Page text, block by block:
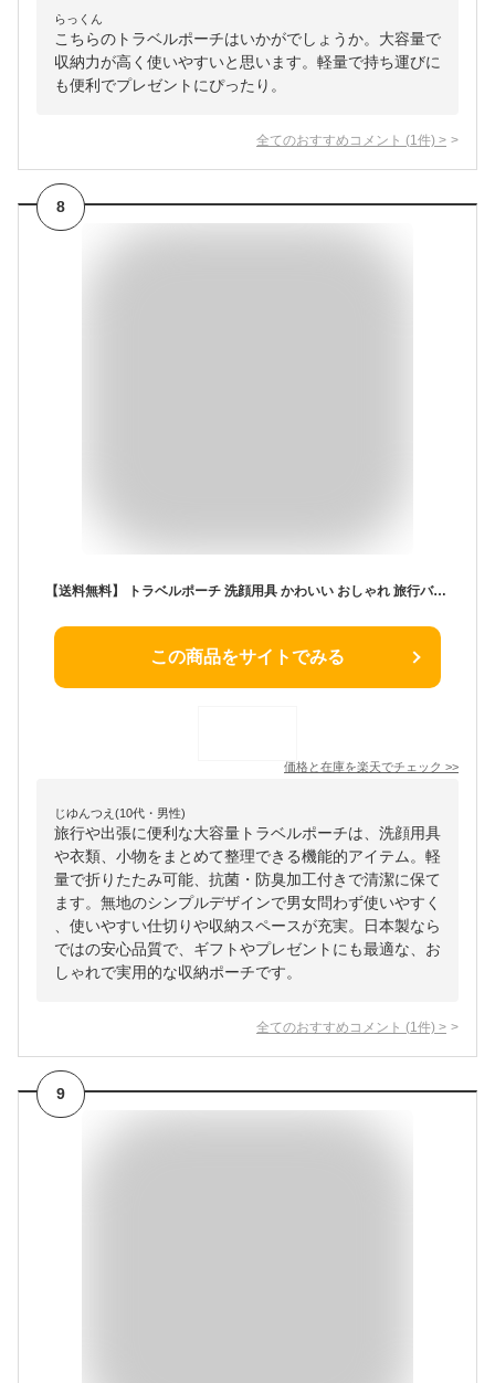
らっくん
こちらのトラベルポーチはいかがでしょうか。大容量で
収納力が高く使いやすいと思います。軽量で持ち運びに
も便利でプレゼントにぴったり。
全てのおすすめコメント (1 件) >
8
【送料無料】 トラベルポーチ 洗顔用具 かわいい おしゃれ 旅行バッグ 軽量 レディース 大きめ 一泊 大容量 ブランド トラベルバッグ 折りたたみ ポーチ 衣類収納ケース 日本製 旅行 整理 衣類 収納袋 収納ポーチ 抗菌 機能的 小物入れ ギフト プレゼント 防臭 無地 シンプル
この商品をサイトでみる
価格と在庫を楽天でチェック >>
じゆんつえ(10代・男性)
旅行や出張に便利な大容量トラベルポーチは、洗顔用具
や衣類、小物をまとめて整理できる機能的アイテム。軽
量で折りたたみ可能、抗菌・防臭加工付きで清潔に保て
ます。無地のシンプルデザインで男女問わず使いやすく
、使いやすい仕切りや収納スペースが充実。日本製なら
ではの安心品質で、ギフトやプレゼントにも最適な、お
しゃれで実用的な収納ポーチです。
全てのおすすめコメント (1 件) >
9